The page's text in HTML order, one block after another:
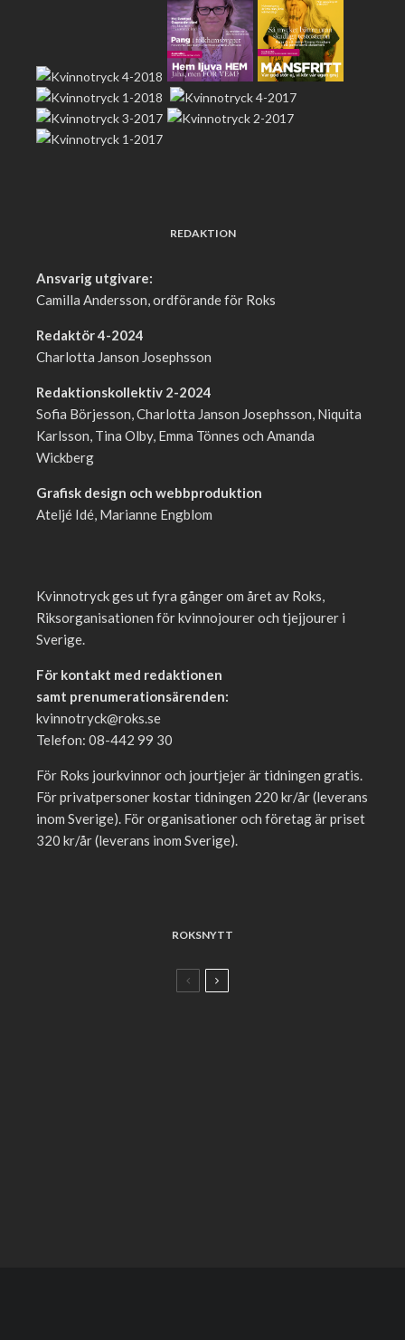
REDAKTION
Ansvarig utgivare:
Camilla Andersson, ordförande för Roks
Redaktör 4-2024
Charlotta Janson Josephsson
Redaktionskollektiv 2-2024
Sofia Börjesson, Charlotta Janson Josephsson, Niquita
Karlsson, Tina Olby, Emma Tönnes och Amanda
Wickberg
Grafisk design och webbproduktion
Ateljé Idé, Marianne Engblom
Kvinnotryck ges ut fyra gånger om året av Roks,
Riksorganisationen för kvinnojourer och tjejjourer i
Sverige.
För kontakt med redaktionen
samt prenumerationsärenden:
kvinnotryck@roks.se
Telefon: 08-442 99 30
För Roks jourkvinnor och jourtjejer är tidningen gratis.
För privatpersoner kostar tidningen 220 kr/år (leverans
inom Sverige). För organisationer och företag är priset
320 kr/år (leverans inom Sverige).
ROKSNYTT